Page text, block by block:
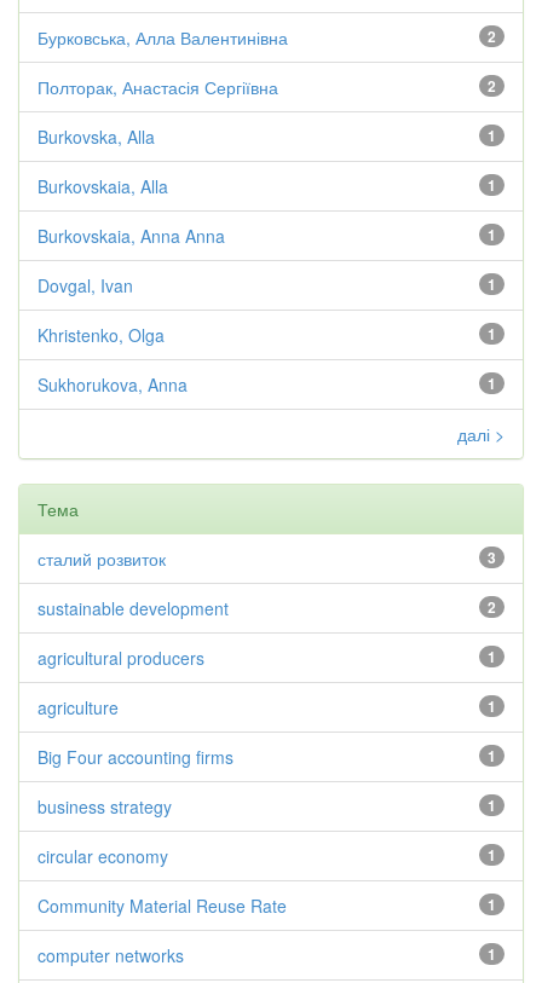
2
Бурковська, Алла Валентинівна
2
Полторак, Анастасія Сергіївна
1
Burkovska, Alla
1
Burkovskaia, Alla
1
Burkovskaia, Anna Anna
1
Dovgal, Ivan
1
Khristenko, Olga
1
Sukhorukova, Anna
далі >
Тема
3
сталий розвиток
2
sustainable development
1
agricultural producers
1
agriculture
1
Big Four accounting firms
1
business strategy
1
circular economy
1
Community Material Reuse Rate
1
computer networks